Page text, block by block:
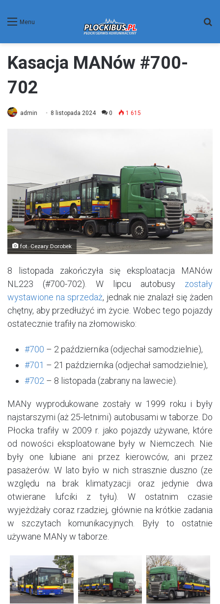
Menu
Kasacja MANów #700-
702
admin 8 listopada 2024 0 1 615
fot. Cezary Dorobek
8 listopada zakończyła się eksploatacja MANów
NL223 (#700-702). W lipcu autobusy zostały
wystawione na sprzedaż, jednak nie znalazł się żaden
chętny, aby przedłużyć im życie. Wobec tego pojazdy
ostatecznie trafiły na złomowisko:
#700 – 2 października (odjechał samodzielnie),
#701 – 21 października (odjechał samodzielnie),
#702 – 8 listopada (zabrany na lawecie).
MANy wyprodukowane zostały w 1999 roku i były
najstarszymi (aż 25-letnimi) autobusami w taborze. Do
Płocka trafiły w 2009 r. jako pojazdy używane, które
od nowości eksploatowane były w Niemczech. Nie
były one lubiane ani przez kierowców, ani przez
pasażerów. W lato było w nich strasznie duszno (ze
względu na brak klimatyzacji oraz jedynie dwa
otwierane lufciki z tyłu). W ostatnim czasie
wyjeżdżały coraz rzadziej, głównie na krótkie zadania
w szczytach komunikacyjnych. Były to ostatnie
używane MANy w taborze.